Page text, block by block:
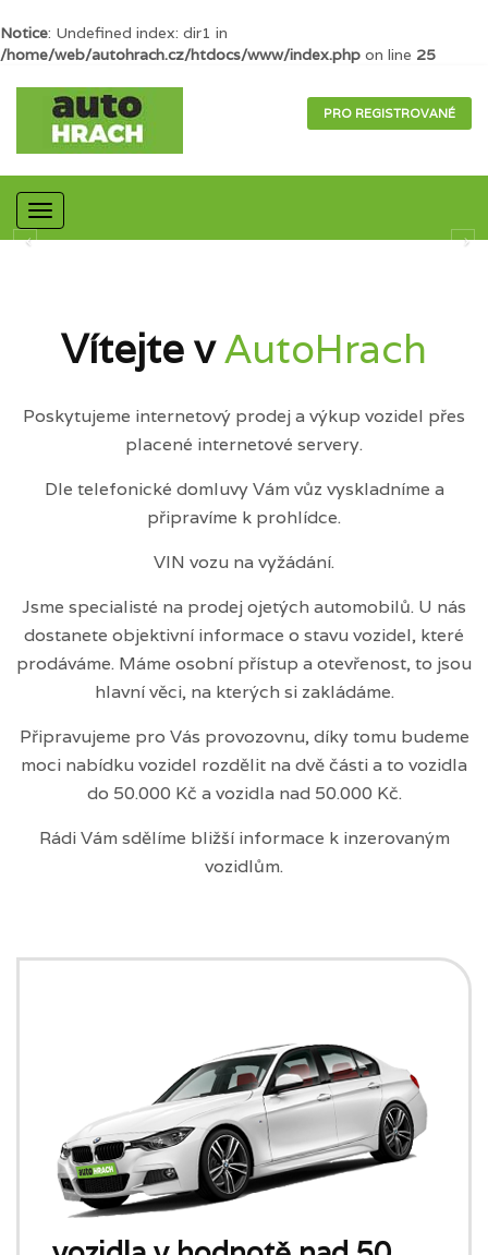
Notice: Undefined index: dir1 in
/home/web/autohrach.cz/htdocs/www/index.php on line 25
PRO REGISTROVANÉ
Mobilní
navigace
Vítejte vAutoHrach
Poskytujeme internetový prodej a výkup vozidel přes
placené internetové servery.
Dle telefonické domluvy Vám vůz vyskladníme a
připravíme k prohlídce.
VIN vozu na vyžádání.
Jsme specialisté na prodej ojetých automobilů. U nás
dostanete objektivní informace o stavu vozidel, které
prodáváme. Máme osobní přístup a otevřenost, to jsou
hlavní věci, na kterých si zakládáme.
Připravujeme pro Vás provozovnu, díky tomu budeme
moci nabídku vozidel rozdělit na dvě části a to vozidla
do 50.000 Kč a vozidla nad 50.000 Kč.
Rádi Vám sdělíme bližší informace k inzerovaným
vozidlům.